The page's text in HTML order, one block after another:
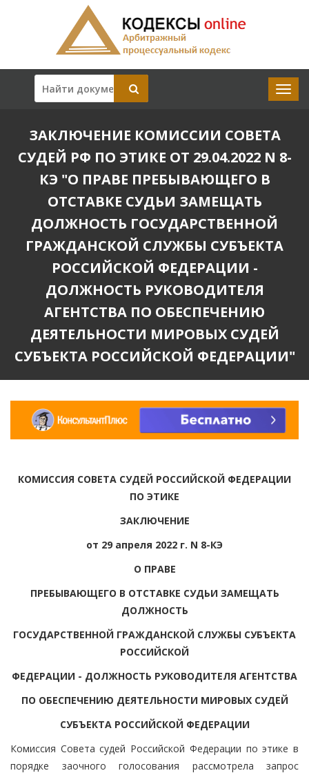
ЗАКЛЮЧЕНИЕ КОМИССИИ СОВЕТА
СУДЕЙ РФ ПО ЭТИКЕ ОТ 29.04.2022 N 8-
КЭ "О ПРАВЕ ПРЕБЫВАЮЩЕГО В
ОТСТАВКЕ СУДЬИ ЗАМЕЩАТЬ
ДОЛЖНОСТЬ ГОСУДАРСТВЕННОЙ
ГРАЖДАНСКОЙ СЛУЖБЫ СУБЪЕКТА
РОССИЙСКОЙ ФЕДЕРАЦИИ -
ДОЛЖНОСТЬ РУКОВОДИТЕЛЯ
АГЕНТСТВА ПО ОБЕСПЕЧЕНИЮ
ДЕЯТЕЛЬНОСТИ МИРОВЫХ СУДЕЙ
СУБЪЕКТА РОССИЙСКОЙ ФЕДЕРАЦИИ"
КОМИССИЯ СОВЕТА СУДЕЙ РОССИЙСКОЙ ФЕДЕРАЦИИ
ПО ЭТИКЕ
ЗАКЛЮЧЕНИЕ
от 29 апреля 2022 г. N 8-КЭ
О ПРАВЕ
ПРЕБЫВАЮЩЕГО В ОТСТАВКЕ СУДЬИ ЗАМЕЩАТЬ
ДОЛЖНОСТЬ
ГОСУДАРСТВЕННОЙ ГРАЖДАНСКОЙ СЛУЖБЫ СУБЪЕКТА
РОССИЙСКОЙ
ФЕДЕРАЦИИ - ДОЛЖНОСТЬ РУКОВОДИТЕЛЯ АГЕНТСТВА
ПО ОБЕСПЕЧЕНИЮ ДЕЯТЕЛЬНОСТИ МИРОВЫХ СУДЕЙ
СУБЪЕКТА РОССИЙСКОЙ ФЕДЕРАЦИИ
Комиссия Совета судей Российской Федерации по этике в
порядке заочного голосования рассмотрела запрос